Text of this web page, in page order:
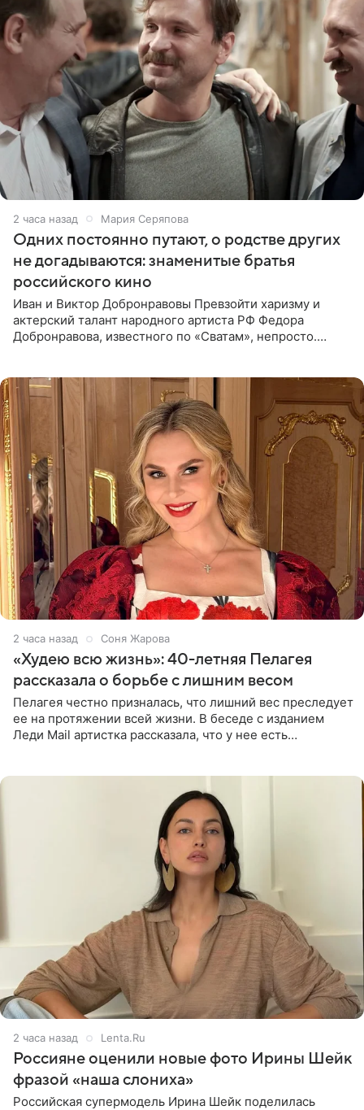
2 часа назад Мария Серяпова
Одних постоянно путают, о родстве других
не догадываются: знаменитые братья
российского кино
Иван и Виктор Добронравовы Превзойти харизму и
актерский талант народного артиста РФ Федора
Добронравова, известного по «Сватам», непросто.
2 часа назад Соня Жарова
«Худею всю жизнь»: 40-летняя Пелагея
рассказала о борьбе с лишним весом
Пелагея честно призналась, что лишний вес преследует
ее на протяжении всей жизни. В беседе с изданием
Леди Mail артистка рассказала, что у нее есть
2 часа назад Lenta.Ru
Россияне оценили новые фото Ирины Шейк
фразой «наша слониха»
Российская супермодель Ирина Шейк поделилась